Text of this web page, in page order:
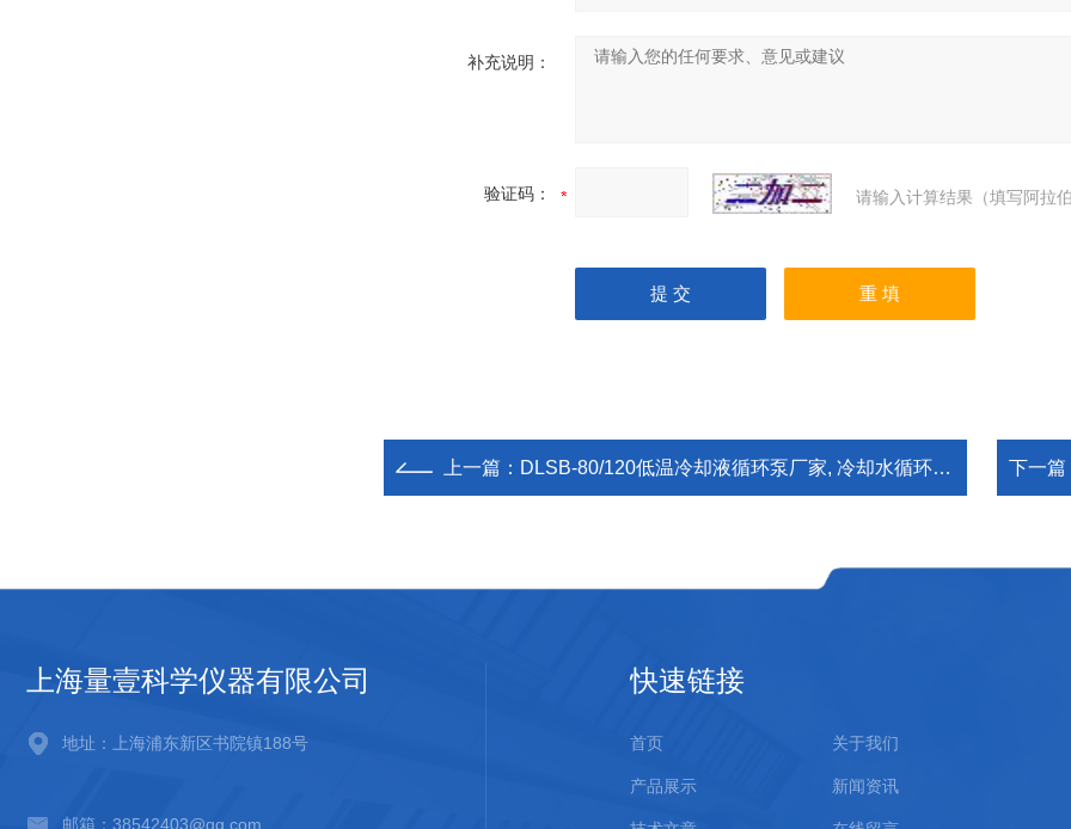
补充说明：
验证码： 请输入计算结果（填写阿拉
上一篇： DLSB-80/120低温冷却液循环泵厂家, 冷却水循环机参数,低温液循环机 下一篇
上海量壹科学仪器有限公司
地址：上海浦东新区书院镇188号
邮箱：38542403@qq.com
快速链接
首页 关于我们
产品展示 新闻资讯